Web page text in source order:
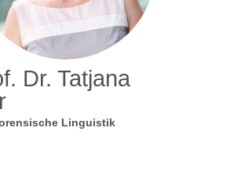
Dr. Tatjana
Linguistik